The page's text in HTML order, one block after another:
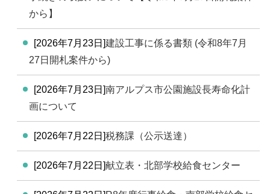
から】
[2026年7月23日]建設工事に係る書類 (令和8年7月
27日開札案件から)
[2026年7月23日]南アルプス市公園施設長寿命化計
画について
[2026年7月22日]税務課（公示送達）
[2026年7月22日]献立表・北部学校給食センター